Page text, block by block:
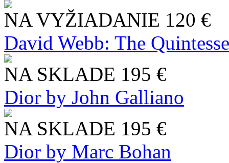
NA VYŽIADANIE 120 €
David Webb: The
NA SKLADE 195 €
Dior by John Galliano
NA SKLADE 195 €
Dior by Marc Bohan